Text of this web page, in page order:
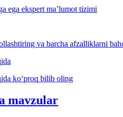
ega ekspert ma’lumot tizimi
va barcha afzalliklarni
koʻproq bilib oling
mavzular